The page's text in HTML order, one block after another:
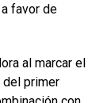
favor de
al marcar el
del primer